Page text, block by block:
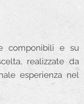
componibili e su
realizzate da
esperienza nel